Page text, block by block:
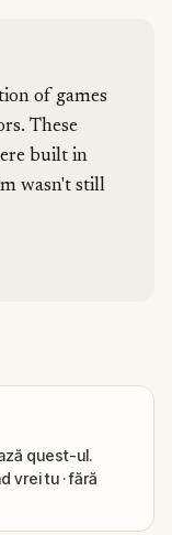
of games
These
built in
wasn't still
quest-ul.
vrei tu · fără